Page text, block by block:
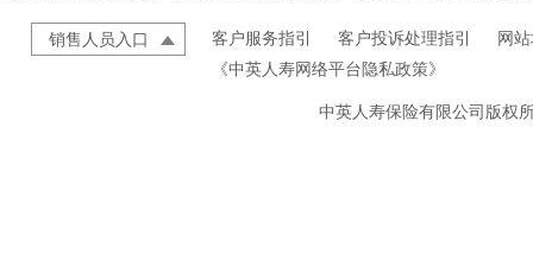
销售人员入口 客户服务指引 客户投诉处理指引
网
《中英人寿网络平台隐私政策》
中英人寿保险有限公司版权